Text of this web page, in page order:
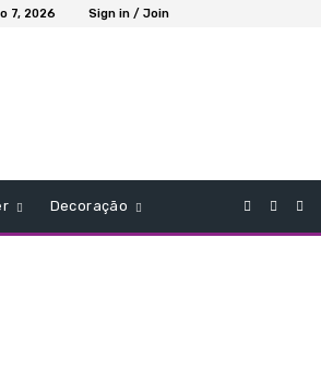
7, 2026 Sign in / Join
Decoração